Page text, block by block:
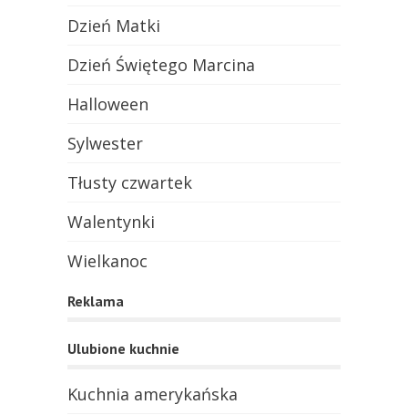
Dzień Matki
Dzień Świętego Marcina
Halloween
Sylwester
Tłusty czwartek
Walentynki
Wielkanoc
Reklama
Ulubione kuchnie
Kuchnia amerykańska